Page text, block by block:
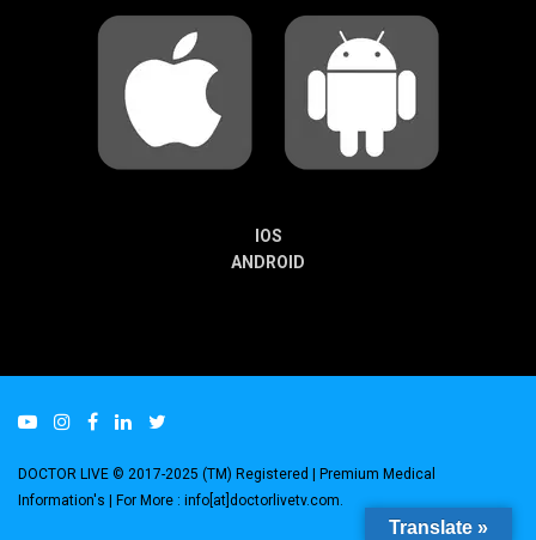
IOS
ANDROID
DOCTOR LIVE © 2017-2025 (TM) Registered
| Premium Medical
Information's |
For More : info[at]doctorlivetv.com.
Translate »